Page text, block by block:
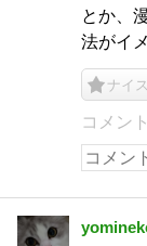
とか、
法がイ
ナイス
コメン